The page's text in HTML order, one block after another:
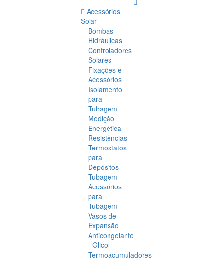
Acessórios
Solar
Bombas
Hidráulicas
Controladores
Solares
Fixações e
Acessórios
Isolamento
para
Tubagem
Medição
Energética
Resistências
Termostatos
para
Depósitos
Tubagem
Acessórios
para
Tubagem
Vasos de
Expansão
Anticongelante
- Glicol
Termoacumuladores